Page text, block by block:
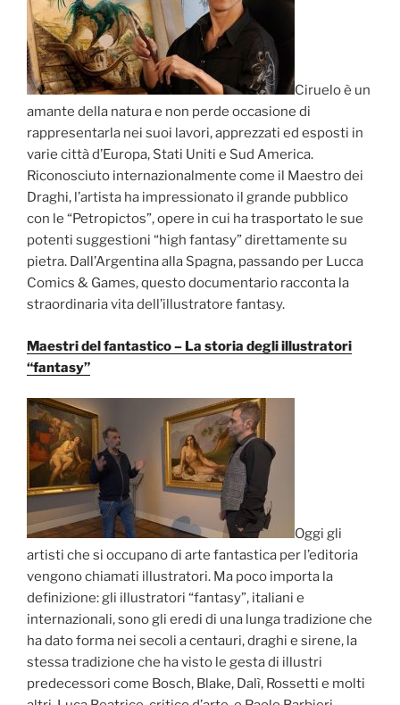
Ciruelo è un
amante della natura e non perde occasione di
rappresentarla nei suoi lavori, apprezzati ed esposti in
varie città d’Europa, Stati Uniti e Sud America.
Riconosciuto internazionalmente come il Maestro dei
Draghi, l’artista ha impressionato il grande pubblico
con le “Petropictos”, opere in cui ha trasportato le sue
potenti suggestioni “high fantasy” direttamente su
pietra. Dall’Argentina alla Spagna, passando per Lucca
Comics & Games, questo documentario racconta la
straordinaria vita dell’illustratore fantasy.
Maestri del fantastico – La storia degli illustratori
“fantasy”
Oggi gli
artisti che si occupano di arte fantastica per l’editoria
vengono chiamati illustratori. Ma poco importa la
definizione: gli illustratori “fantasy”, italiani e
internazionali, sono gli eredi di una lunga tradizione che
ha dato forma nei secoli a centauri, draghi e sirene, la
stessa tradizione che ha visto le gesta di illustri
predecessori come Bosch, Blake, Dalì, Rossetti e molti